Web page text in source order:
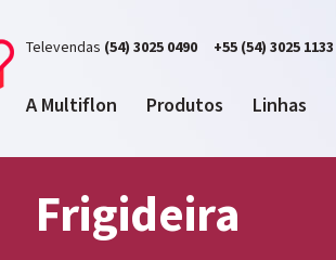
Televendas (54) 3025 0490 +55 (54) 3025 1133
A Multiflon Produtos Linhas
Frigideira